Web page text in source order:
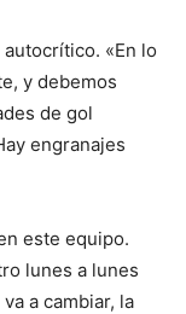
«En lo
y debemos
de gol
engranajes
este equipo.
lunes a lunes
a cambiar, la